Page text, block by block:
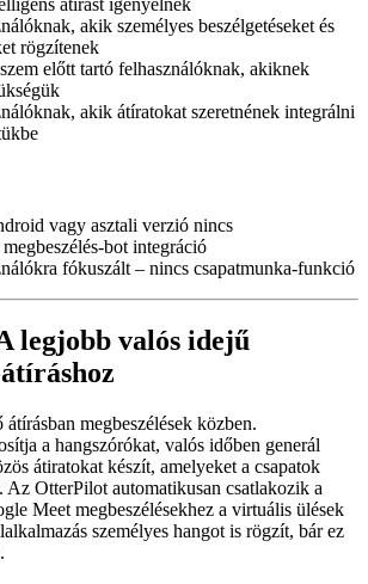
akik személyes beszélgetéseket és
rögzítenek
előtt tartó felhasználóknak, akiknek
akik átíratokat szeretnének integrálni
vagy asztali verzió nincs
bot integráció
fókuszált – nincs csapatmunka-funkció
legjobb valós idejű
megbeszélések közben.
a hangszórókat, valós időben generál
átiratokat készít, amelyeket a csapatok
Az OtterPilot automatikusan csatlakozik a
Meet megbeszélésekhez a virtuális ülések
személyes hangot is rögzít, bár ez